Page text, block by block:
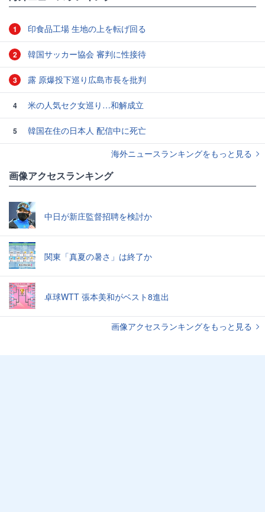
1 印食品工場 生地の上を転げ回る
2 韓国サッカー協会 審判に性接待
3 露 原爆投下巡り広島市長を批判
4 米の人気セク女巡り…和解成立
5
韓国在住の日本人 配信中に死亡
海外ニュースランキングをもっと見る
画像アクセスランキング
中日が新庄監督招聘を検討か
関東「真夏の暑さ」は終了か
卓球WTT 張本美和がベスト8進出
画像アクセスランキングをもっと見る